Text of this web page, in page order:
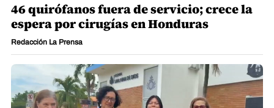
46 quirófanos fuera de servicio; crece la
espera por cirugías en Honduras
Redacción La Prensa